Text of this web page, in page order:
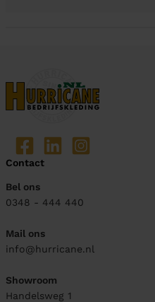
Contact
Bel ons
0348 - 444 440
Mail ons
info@hurricane.nl
Showroom
Handelsweg 1